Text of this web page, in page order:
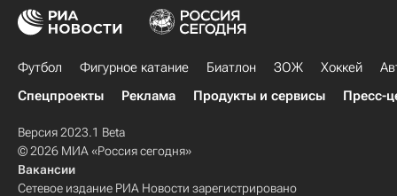
Футбол Фигурное катание Биатлон ЗОЖ Хоккей
Спецпроекты
Реклама Продукты и сервисы Пресс-
Версия 2023.1 Beta
© 2026 МИА «Россия сегодня»
Вакансии
Сетевое издание РИА Новости зарегистрировано